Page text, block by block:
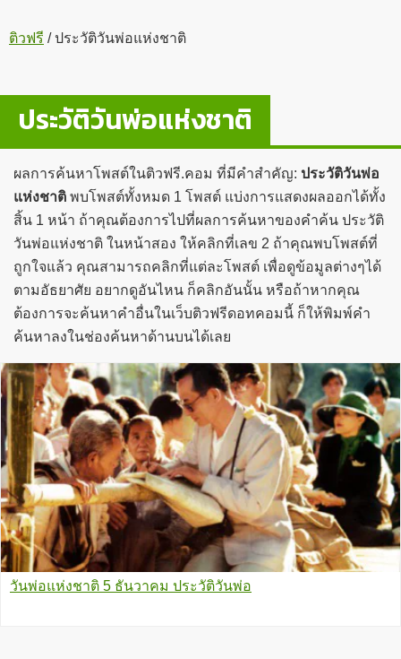
ติวฟรี /ประวัติวันพ่อแห่งชาติ
ประวัติวันพ่อแห่งชาติ
ผลการค้นหาโพสต์ในติวฟรี.คอม ที่มีคำสำคัญ: ประวัติวันพ่อ
แห่งชาติ พบโพสต์ทั้งหมด 1 โพสต์ แบ่งการแสดงผลออกได้ทั้ง
สิ้น 1 หน้า ถ้าคุณต้องการไปที่ผลการค้นหาของคำค้น ประวัติ
วันพ่อแห่งชาติ ในหน้าสอง ให้คลิกที่เลข 2 ถ้าคุณพบโพสต์ที่
ถูกใจแล้ว คุณสามารถคลิกที่แต่ละโพสต์ เพื่อดูข้อมูลต่างๆได้
ตามอัธยาศัย อยากดูอันไหน ก็คลิกอันนั้น หรือถ้าหากคุณ
ต้องการจะค้นหาคำอื่นในเว็บติวฟรีดอทคอมนี้ ก็ให้พิมพ์คำ
ค้นหาลงในช่องค้นหาด้านบนได้เลย
วันพ่อแห่งชาติ 5 ธันวาคม ประวัติวันพ่อ